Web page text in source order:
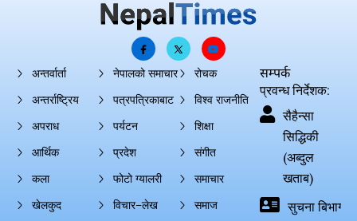
अन्तर्वार्ता
अन्तर्राष्ट्रिय
अपराध
आर्थिक
कला
खेलकुद
नेपालको समाचार
पत्रपत्रिकाबाट
पर्यटन
प्रदेश
फोटो ग्यालरी
विचार–लेख
रोचक
विश्व राजनीति
शिक्षा
संगीत
समाचार
समाज
सम्पर्क
प्रवन्ध निर्देशक:
सैहैन्सा
सिद्धिकी
(अब्दुल
खताब)
सुचना बिभाग